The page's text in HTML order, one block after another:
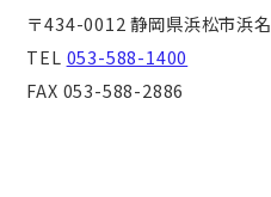
〒434-0012静岡県浜松市浜
TEL 053-588-1400
FAX 053-588-2886